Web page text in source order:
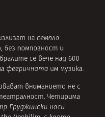
на семпло
без помпозност и
се вече над 600
фееричната им музика.
вниманието не с
Четирима
Груджински носи